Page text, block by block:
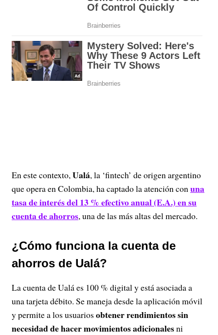
En este contexto,Ualá, la ‘fintech’ de origen argentino
que opera en Colombia, ha captado la atención conuna
tasa de interés del 13 % efectivo anual (E.A.) en su
cuenta de ahorros, una de las más altas del mercado.
¿Cómo funciona la cuenta de
ahorros de Ualá?
La cuenta de Ualá es 100 % digital y está asociada a
una tarjeta débito. Se maneja desde la aplicación móvil
y permite a los usuarios obtener rendimientos sin
necesidad de hacer movimientos adicionalesni